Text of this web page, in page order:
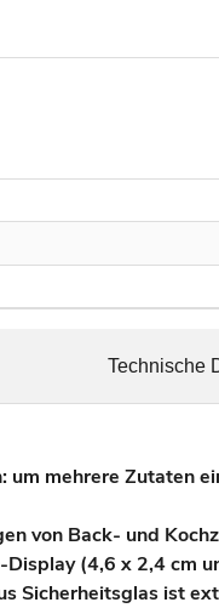
mehrere Zutaten
von Back- und
(4,6 x 2,4 cm
Sicherheitsglas ist
Technische